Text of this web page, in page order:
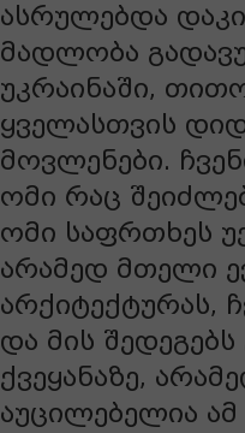
ასრულებდა
მადლობა
უკრაინაში,
ყველასთვის
მოვლენები.
ომი რაც
ომი საფრთხეს
არამედ მთელი
არქიტექტურას,
და მის
ქვეყანაზე,
აუცილებელია